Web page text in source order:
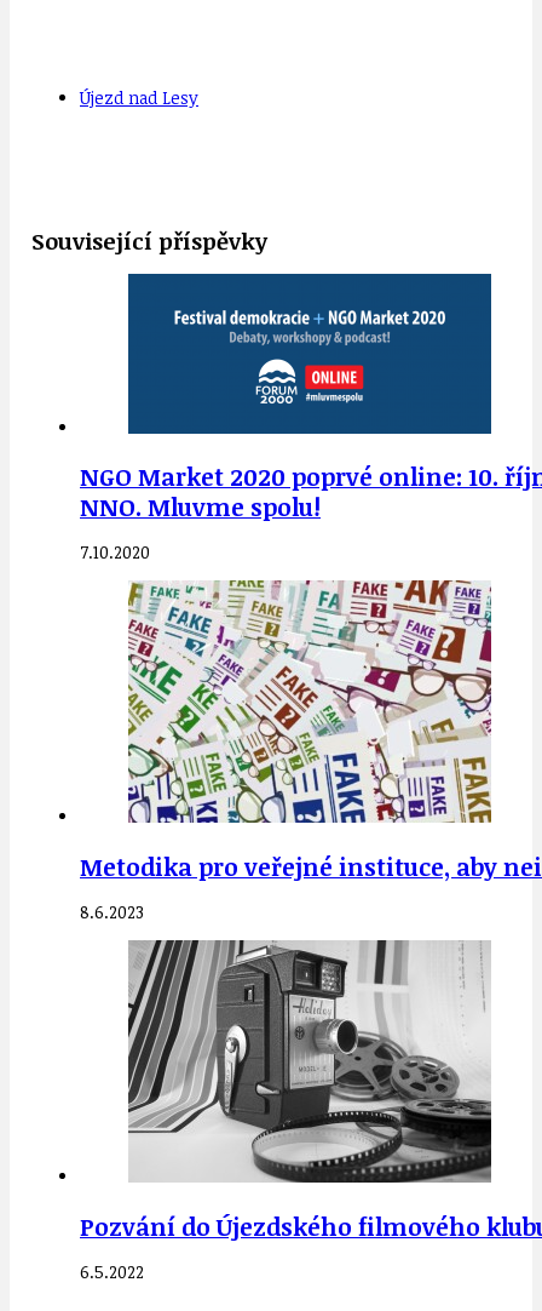
Újezd nad Lesy
Související příspěvky
NGO Market 2020 poprvé online: 10.
NNO. Mluvme spolu!
7.10.2020
Metodika pro veřejné instituce, aby
8.6.2023
Pozvání do Újezdského filmového
6.5.2022